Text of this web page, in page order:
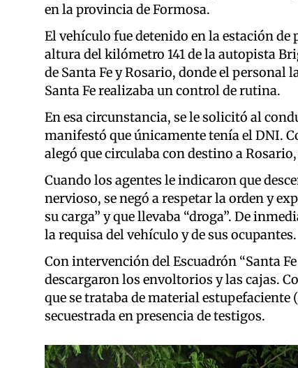
en la provincia de Formosa.
El vehículo fue detenido en la estación de
altura del kilómetro 141 de la autopista
de Santa Fe y Rosario, donde el personal
Santa Fe realizaba un control de rutina.
En esa circunstancia, se le solicitó al
manifestó que únicamente tenía el DNI.
alegó que circulaba con destino a
Cuando los agentes le indicaron que
nervioso, se negó a respetar la orden y
su carga” y que llevaba “droga”. De
la requisa del vehículo y de sus ocupantes.
Con intervención del Escuadrón “Santa
descargaron los envoltorios y las cajas.
que se trataba de material
secuestrada en presencia de testigos.